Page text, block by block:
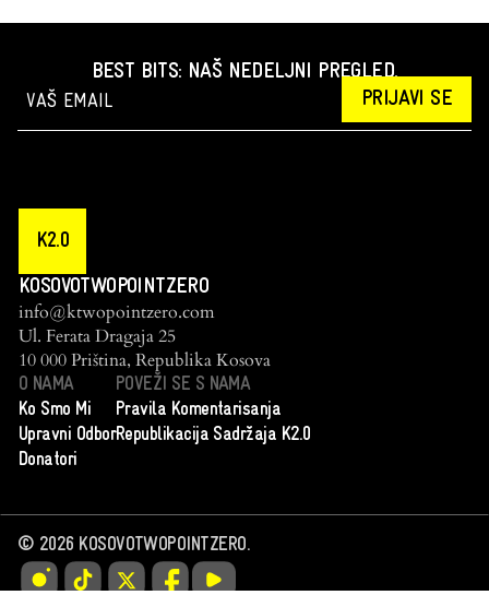
BEST BITS: NAŠ NEDELJNI PREGLED.
PRIJAVI SE
K2.0
KOSOVOTWOPOINTZERO
info@ktwopointzero.com
Ul. Ferata Dragaja 25
10 000 Priština, Republika Kosova
O NAMA
Ko Smo Mi
Upravni Odbor
Donatori
POVEŽI SE S NAMA
Pravila Komentarisanja
Republikacija Sadržaja K2.0
© 2026KOSOVOTWOPOINTZERO.